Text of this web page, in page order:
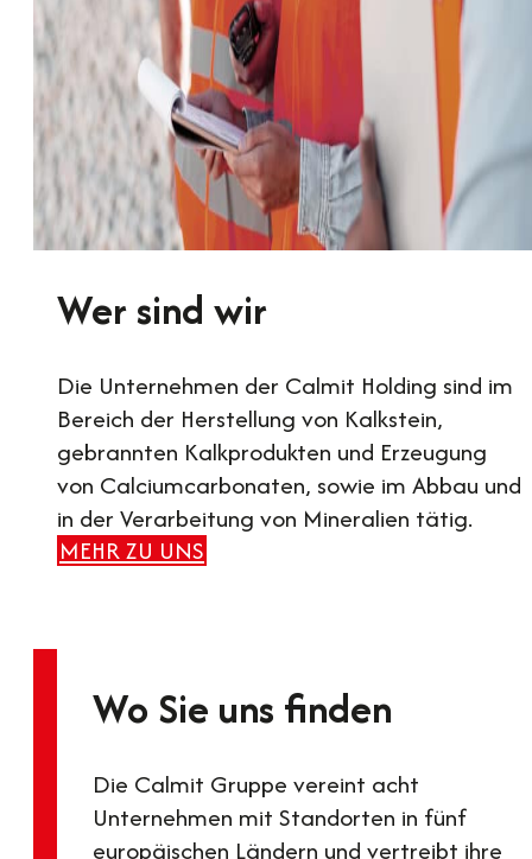
Wer sind wir
Die Unternehmen der Calmit Holding sind im
Bereich der Herstellung von Kalkstein,
gebrannten Kalkprodukten und Erzeugung
von Calciumcarbonaten, sowie im Abbau und
in der Verarbeitung von Mineralien tätig.
MEHR ZU UNS
Wo Sie uns finden
Die Calmit Gruppe vereint acht
Unternehmen mit Standorten in fünf
europäischen Ländern und vertreibt ihre